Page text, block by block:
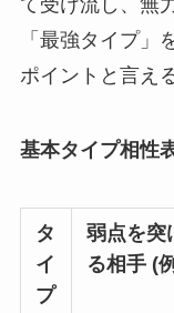
「最強タイプ」
ポイントと言え
基本タイプ相性
タ
イ
プ
弱点を突
る相手 (